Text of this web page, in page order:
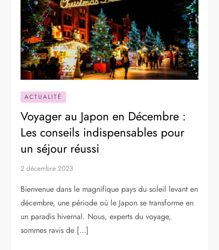
ACTUALITÉ
Voyager au Japon en Décembre :
Les conseils indispensables pour
un séjour réussi
2 décembre 2023
Bienvenue dans le magnifique pays du soleil levant en
décembre, une période où le Japon se transforme en
un paradis hivernal. Nous, experts du voyage,
sommes ravis de […]